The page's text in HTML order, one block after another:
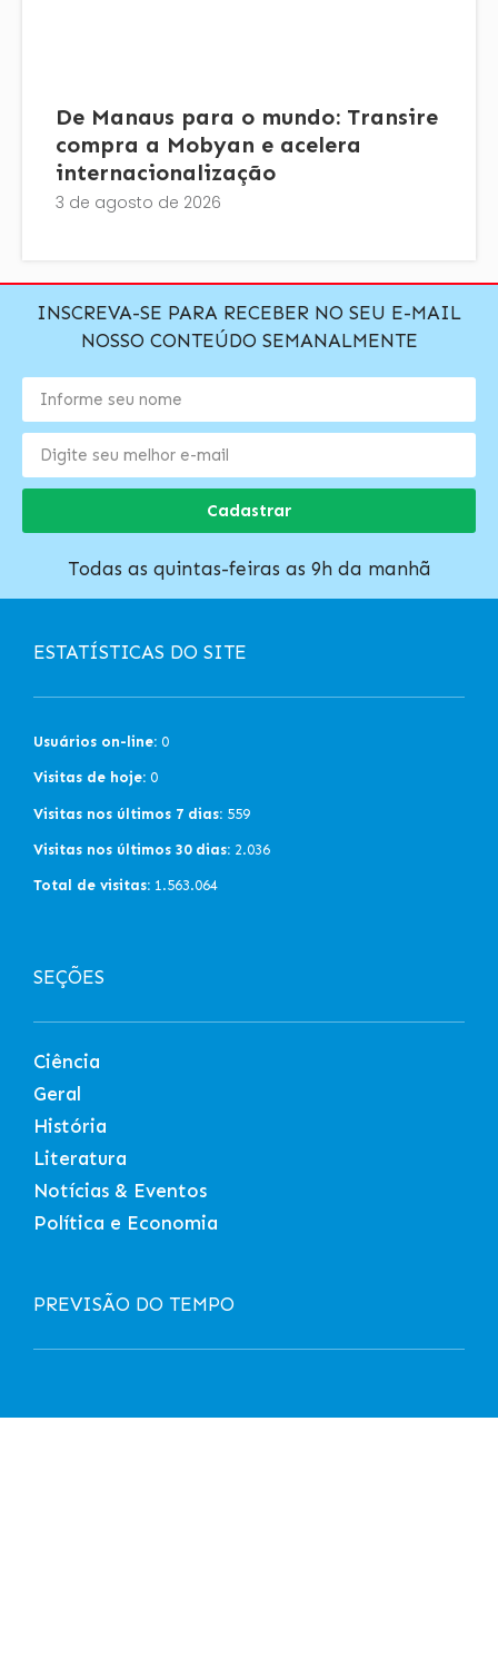
De Manaus para o mundo: Transire
compra a Mobyan e acelera
internacionalização
3 de agosto de 2026
INSCREVA-SE PARA RECEBER NO SEU E-MAIL
NOSSO CONTEÚDO SEMANALMENTE
Cadastrar
Todas as quintas-feiras as 9h da manhã
ESTATÍSTICAS DO SITE
Usuários on-line: 0
Visitas de hoje: 0
Visitas nos últimos 7 dias: 559
Visitas nos últimos 30 dias: 2.036
Total de visitas: 1.563.064
SEÇÕES
Ciência
Geral
História
Literatura
Notícias & Eventos
Política e Economia
PREVISÃO DO TEMPO